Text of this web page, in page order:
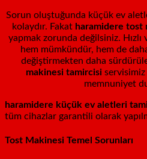
Sorun oluştuğunda küçük ev
kolaydır. Fakat haramidere tost
yapmak zorunda değilsiniz.
hem mümkündür, hem de
değiştirmekten daha
makinesi tamircisi servisimiz
memnuniyet
haramidere küçük ev aletleri
tüm cihazlar garantili olarak
Tost Makinesi Temel Sorunları